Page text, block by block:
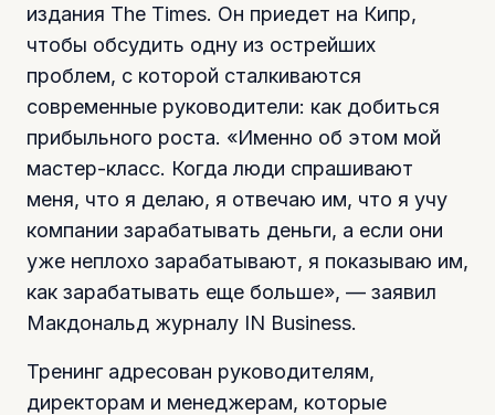
издания The Times. Он приедет на Кипр,
чтобы обсудить одну из острейших
проблем, с которой сталкиваются
современные руководители: как добиться
прибыльного роста. «Именно об этом мой
мастер-класс. Когда люди спрашивают
меня, что я делаю, я отвечаю им, что я учу
компании зарабатывать деньги, а если они
уже неплохо зарабатывают, я показываю им,
как зарабатывать еще больше», — заявил
Макдональд журналу IN Business.
Тренинг адресован руководителям,
директорам и менеджерам, которые